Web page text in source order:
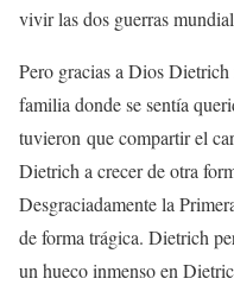
vivir las dos guerras
Pero gracias a Dios
familia donde se sentía
tuvieron que compartir el
Dietrich a crecer de otra
Desgraciadamente la
de forma trágica. Dietrich
un hueco inmenso en